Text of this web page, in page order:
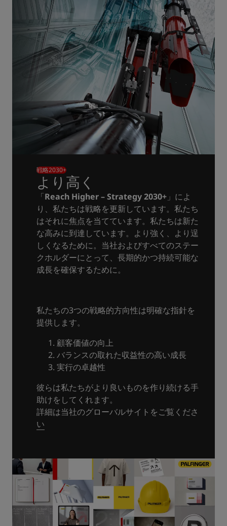
より高く
戦略2030+
「Reach Higher – Strategy 2030+ 」によ
り、私たちは戦略を更新しています。私たち
はそれに焦点を当てています。私たちは新た
な高みに到達しています。より強く、より逞
しくなるために。当社およびすべてのステー
クホルダーにとって、長期的かつ持続可能な
成長を確保するために。
私たちの3つの戦略的方向性は明確な指針を
提供します。
顧客価値の向上
バランスの取れた収益性の高い成長
実行の卓越性
彼らは私たちがより良いものを作り続ける手
助けをしてくれます。
詳細は当社のグローバルサイトをご覧くださ
い